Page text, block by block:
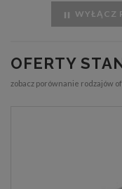
WYŁĄCZ
OFERTY
zobacz porównanie rodzajów